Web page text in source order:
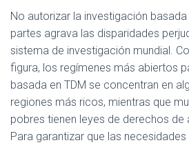
No autorizar la investigación
partes agrava las disparidades
sistema de investigación mundial.
figura, los regímenes más abiertos
basada en TDM se concentran en
regiones más ricos, mientras que
pobres tienen leyes de derechos de
Para garantizar que las